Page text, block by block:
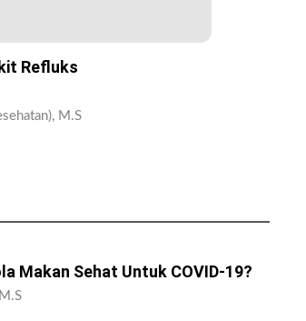
Refluks
M.S
Makan Sehat Untuk COVID-19?